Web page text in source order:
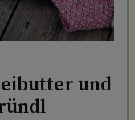
und